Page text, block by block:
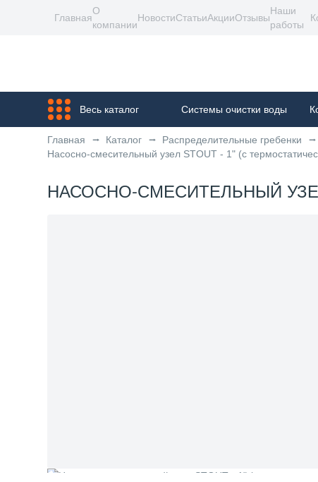
Главная
О
компании
НовостиСтатьиАкцииОтзывы
Наши
работы
Весь каталог Системы очистки воды
Главная Каталог Распределительные гребенки
Насосно-смесительный узел STOUT - 1" (с
НАСОСНО-СМЕСИТЕЛЬНЫЙ УЗЕЛ